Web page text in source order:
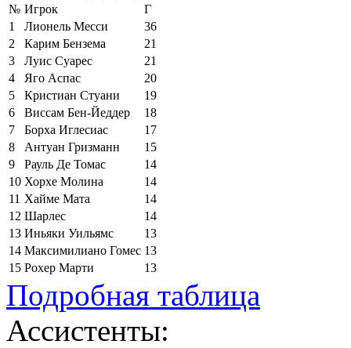
№ Игрок
Г
1
Лионель Месси
36
2
Карим Бензема
21
3
Луис Суарес
21
4
Яго Аспас
20
5
Кристиан Стуани
19
6
Виссам Бен-Йеддер
18
7
Борха Иглесиас
17
8
Антуан Гризманн
15
9
Рауль Де Томас
14
10 Хорхе Молина
14
11 Хайме Мата
14
12 Шарлес
14
13 Иньяки Уильямс
13
14 Максимилиано Гомес 13
15 Рохер Марти 13
Подробная таблица
Ассистенты: